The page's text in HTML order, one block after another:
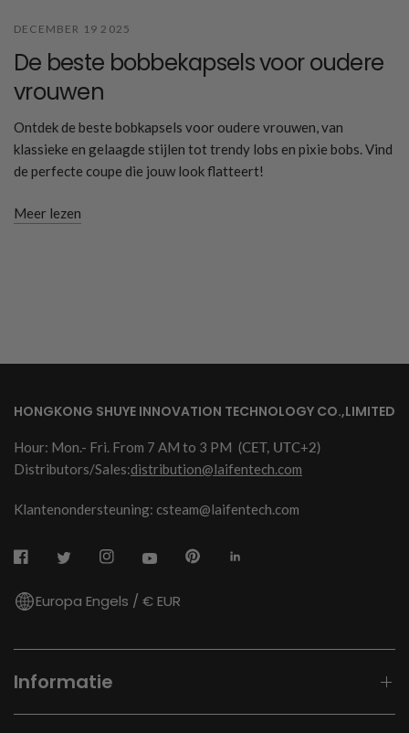
DECEMBER 19 2025
De beste bobbekapsels voor oudere
vrouwen
Ontdek de beste bobkapsels voor oudere vrouwen, van
klassieke en gelaagde stijlen tot trendy lobs en pixie bobs. Vind
de perfecte coupe die jouw look flatteert!
Meer lezen
HONGKONG SHUYE INNOVATION TECHNOLOGY CO.,LIMITED
Hour: Mon.- Fri. From 7 AM to 3 PM (CET, UTC+2)
Distributors/Sales:distribution@laifentech.com
Klantenondersteuning: csteam@laifentech.com
Europa Engels / € EUR
Informatie